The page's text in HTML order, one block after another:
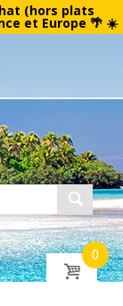
(hors plats
et Europe 🌴 ☀️
0